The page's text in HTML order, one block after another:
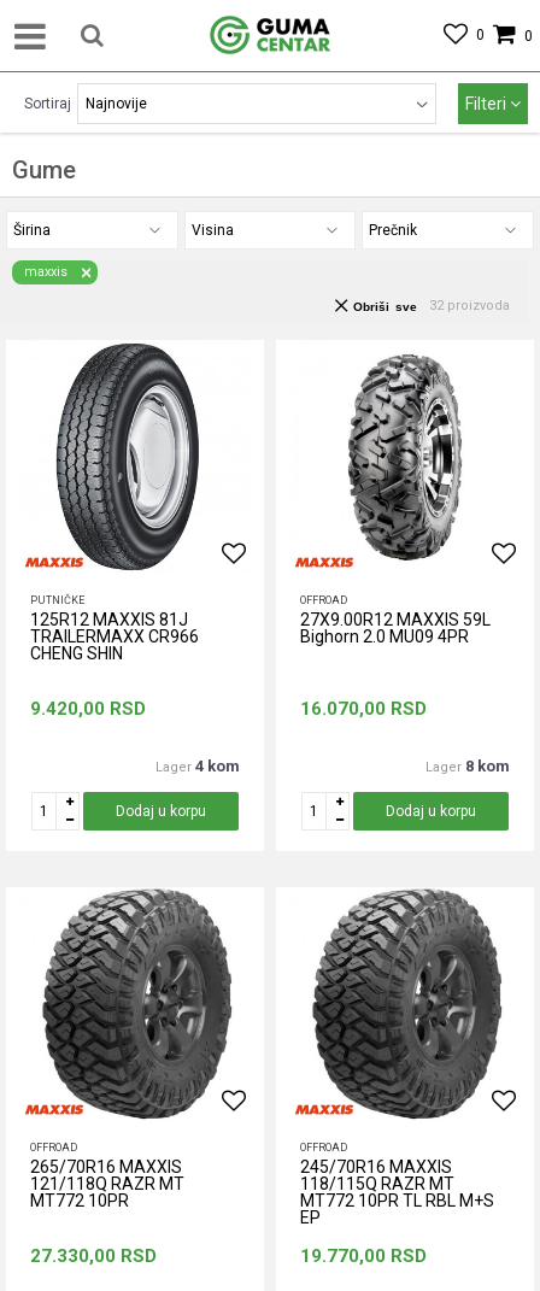
0
0
Gume
Sortiraj Filteri
Širina Visina Prečnik
maxxis
32 proizvoda
Obriši sve
PUTNIČKE
125R12 MAXXIS 81J
TRAILERMAXX CR966
CHENG SHIN
9.420,00 RSD
Lager 4 kom
Dodaj u korpu
OFFROAD
27X9.00R12 MAXXIS 59L
Bighorn 2.0 MU09 4PR
16.070,00 RSD
Lager 8 kom
Dodaj u korpu
OFFROAD
265/70R16 MAXXIS
121/118Q RAZR MT
MT772 10PR
27.330,00 RSD
OFFROAD
245/70R16 MAXXIS
118/115Q RAZR MT
MT772 10PR TL RBL M+S
EP
19.770,00 RSD